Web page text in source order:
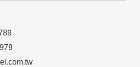
他網站。但該連結網站不適用本網站
必須參考該連結網站中的隱私權保護政